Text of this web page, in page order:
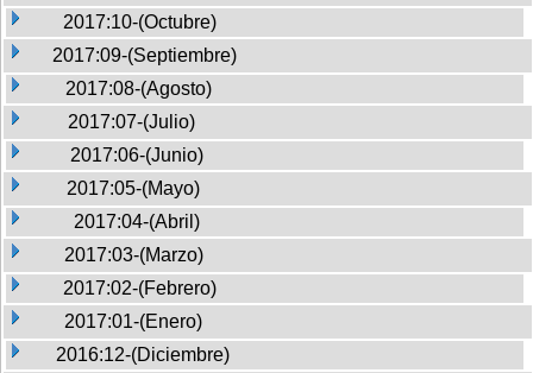
2017:10-(Octubre)
2017:09-(Septiembre)
2017:08-(Agosto)
2017:07-(Julio)
2017:06-(Junio)
2017:05-(Mayo)
2017:04-(Abril)
2017:03-(Marzo)
2017:02-(Febrero)
2017:01-(Enero)
2016:12-(Diciembre)